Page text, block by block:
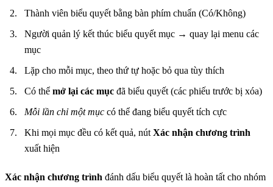
Thành viên biểu quyết bằng bàn phím chuẩn (Có/Không)
Người quản lý kết thúc biểu quyết mục → quay lại menu các
mục
Lặp cho mỗi mục, theo thứ tự hoặc bỏ qua tùy thích
Có thể mở lại các mục đã biểu quyết (các phiếu trước bị xóa)
Mỗi lần chỉ một mục có thể đang biểu quyết tích cực
Khi mọi mục đều có kết quả, nút Xác nhận chương trình
xuất hiện
Xác nhận chương trình đánh dấu biểu quyết là hoàn tất cho nhóm